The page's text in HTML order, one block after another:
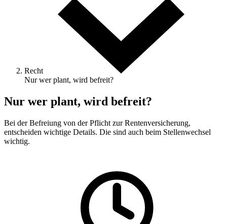
Recht
Nur wer plant, wird befreit?
Nur wer plant, wird befreit?
Bei der Befreiung von der Pflicht zur Rentenversicherung,
entscheiden wichtige Details. Die sind auch beim Stellenwechsel
wichtig.